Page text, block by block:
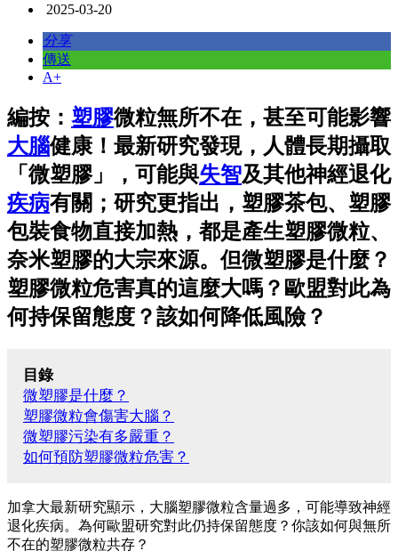
2025-03-20
分享
傳送
A+
編按： 塑膠微粒無所不在，甚至可能影響
大腦健康！最新研究發現，人體長期攝取
「微塑膠」，可能與失智及其他神經退化
疾病有關；研究更指出，塑膠茶包、塑膠
包裝食物直接加熱，都是產生塑膠微粒、
奈米塑膠的大宗來源。但微塑膠是什麼？
塑膠微粒危害真的這麼大嗎？歐盟對此為
何持保留態度？該如何降低風險？
目錄
微塑膠是什麼？
塑膠微粒會傷害大腦？
微塑膠污染有多嚴重？
如何預防塑膠微粒危害？
加拿大最新研究顯示，大腦塑膠微粒含量過多，可能導致神經
退化疾病。為何歐盟研究對此仍持保留態度？你該如何與無所
不在的塑膠微粒共存？